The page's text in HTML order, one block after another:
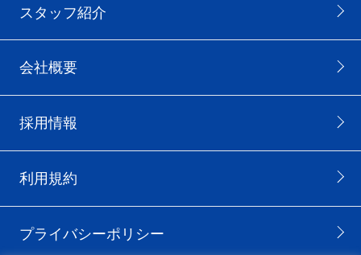
スタッフ紹介
会社概要
採用情報
利用規約
プライバシーポリシー